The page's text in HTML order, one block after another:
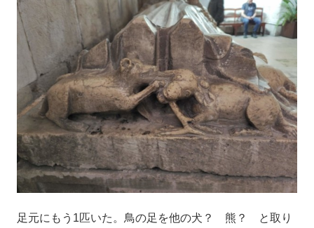
足元にもう1匹いた。鳥の足を他の犬？ 熊？ と取り